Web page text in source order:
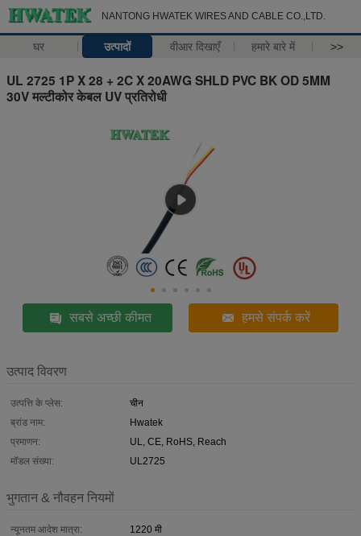
NANTONG HWATEK WIRES AND CABLE CO.,LTD.
घर उत्पादों वीआर दिखाएँ हमारे बारे में >>
UL 2725 1P X 28 + 2C X 20AWG SHLD PVC BK OD 5MM
30V मल्टीकोर केबल UV प्रतिरोधी
सबसे अच्छी कीमत हमसे संपर्क करें
उत्पाद विवरण
उत्पत्ति के प्लेस:
चीन
ब्रांड नाम:
Hwatek
प्रमाणन:
UL, CE, RoHS, Reach
मॉडल संख्या:
UL2725
भुगतान & नौवहन नियमों
न्यूनतम आदेश मात्रा:
1220 मी